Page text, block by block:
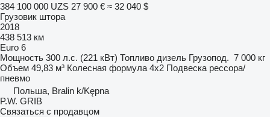
384 100 000 UZS 27 900 € ≈ 32 040 $
Грузовик штора
2018
438 513 км
Euro 6
Мощность 300 л.с. (221 кВт) Топливо дизель Грузопод. 7 000 кг
Объем 49,83 м³ Колесная формула 4x2 Подвеска рессора/
пневмо
Польша, Bralin k/Kępna
P.W. GRIB
Связаться с продавцом